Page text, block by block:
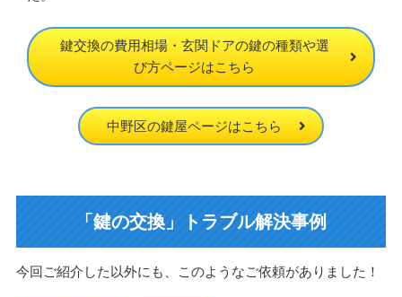
鍵交換の費用相場・玄関ドアの鍵の種類や選
び方ページはこちら
中野区の鍵屋ページはこちら
「鍵の交換」トラブル解決事例
今回ご紹介した以外にも、このようなご依頼がありました！